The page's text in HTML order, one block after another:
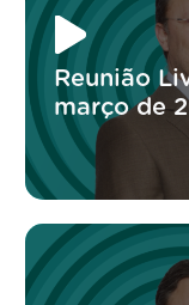
Reunião
março de